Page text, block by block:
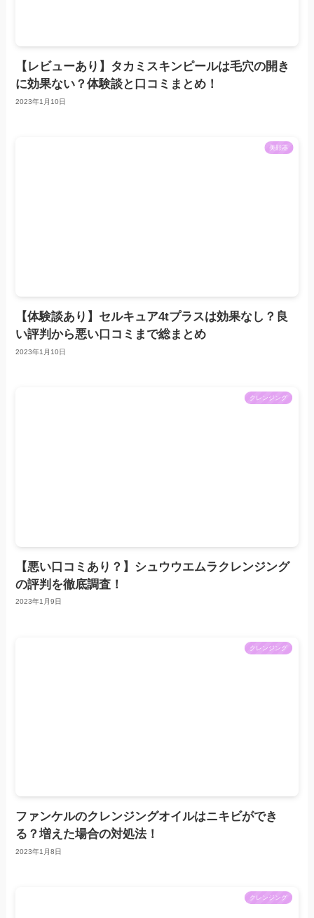
【レビューあり】タカミスキンピールは毛穴の開き
に効果ない？体験談と口コミまとめ！
2023年1月10日
美顔器
【体験談あり】セルキュア4tプラスは効果なし？良
い評判から悪い口コミまで総まとめ
2023年1月10日
クレンジング
【悪い口コミあり？】シュウウエムラクレンジング
の評判を徹底調査！
2023年1月9日
クレンジング
ファンケルのクレンジングオイルはニキビができ
る？増えた場合の対処法！
2023年1月8日
クレンジング